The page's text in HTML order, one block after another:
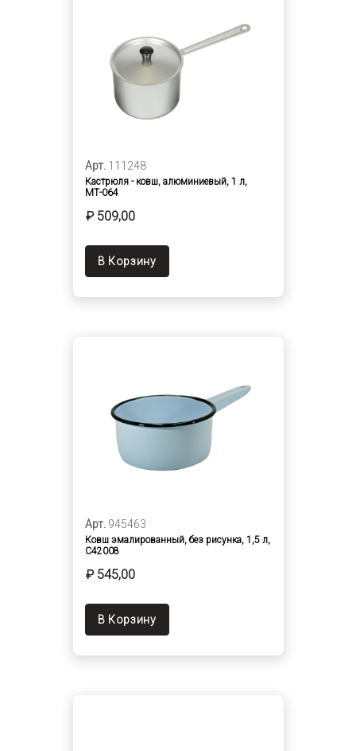
Арт. 111248
Кастрюля - ковш, алюминиевый, 1 л,
МТ-064
₽ 509,00
В Корзину
Арт. 945463
Ковш эмалированный, без рисунка, 1,5 л,
С42008
₽ 545,00
В Корзину